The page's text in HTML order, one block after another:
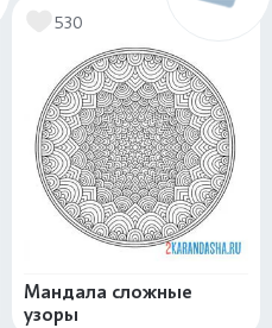
530
Мандала сложные
узоры